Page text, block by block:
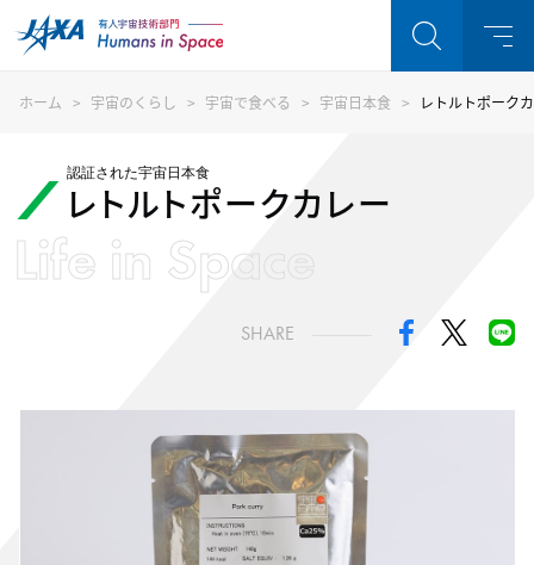
ホーム 宇宙のくらし 宇宙で食べる 宇宙日本食 レトルトポーク
認証された宇宙日本食
レトルトポークカレー
Life in Space
SHARE